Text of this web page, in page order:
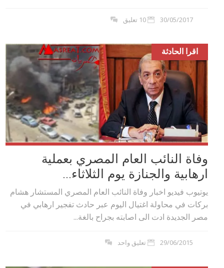
30/05/2017 10 تعليق
اقرا الحادثة
وفاة النائب العام المصري بعملية
ارهابية والجنازة يوم الثلاثاء...
يوتيوب فيديو اخبار وفاة النائب العام المصري المستشار هشام
بركات في محاولة اغتيال اليوم عبر حادث تفجير ارهابي في
مصر الجديدة ادت الى اصابته بجراح بالغة...
29/06/2015 تعليق واحد